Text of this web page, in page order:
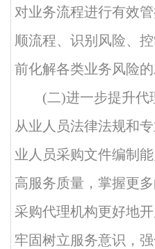
对业务流程进行有效
顺流程、识别风险、
前化解各类业务风险的
(二)进一步提升代
从业人员法律法规和
业人员采购文件编制
高服务质量，掌握更
采购代理机构更好地开
牢固树立服务意识，